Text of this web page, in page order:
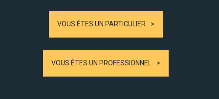
VOUS ÊTES UN PARTICULIER
VOUS ÊTES UN PROFESSIONNEL